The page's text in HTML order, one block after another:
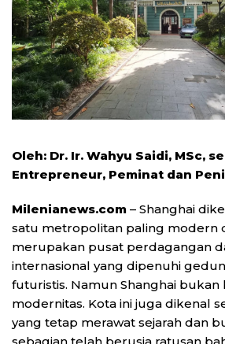
Oleh: Dr. Ir. Wahyu Saidi, MSc,
Entrepreneur, Peminat dan
Milenianews.com – Shanghai
satu metropolitan paling modern
merupakan pusat perdagangan
internasional yang dipenuhi
futuristis. Namun Shanghai bukan
modernitas. Kota ini juga dikenal
yang tetap merawat sejarah dan